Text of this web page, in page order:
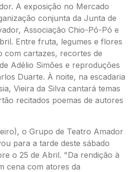
A exposição no Mercado
conjunta da Junta de
Associação Chio-Pó-Pó e
Entre fruta, legumes e flores
com cartazes, recortes de
Adélio Simões e reproduções
Duarte. À noite, na escadaria
Vieira da Silva cantará temas
recitados poemas de autores
o Grupo de Teatro Amador
para a tarde deste sábado
o 25 de Abril. "Da rendição à
cena com atores da